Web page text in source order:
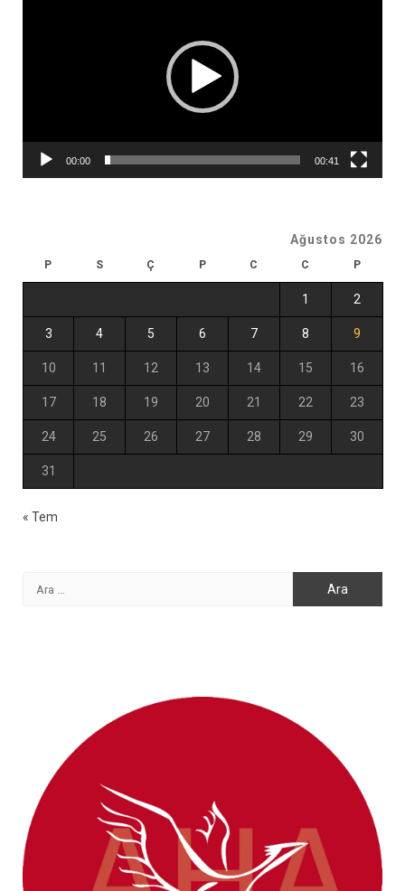
00:00 00:41
Ağustos 2026
P S Ç P C C P
1 2
3 4 5 6 7 8 9
10 11 12 13 14 15 16
17 18 19 20 21 22 23
24 25 26 27 28 29 30
31
« Tem